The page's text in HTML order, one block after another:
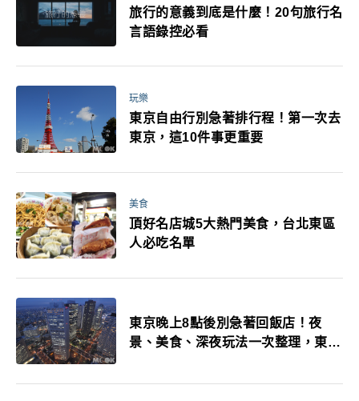
旅行的意義到底是什麼！20句旅行名
言語錄控必看
玩樂
東京自由行別急著排行程！第一次去
東京，這10件事更重要
美食
頂好名店城5大熱門美食，台北東區
人必吃名單
東京晚上8點後別急著回飯店！夜
景、美食、深夜玩法一次整理，東京